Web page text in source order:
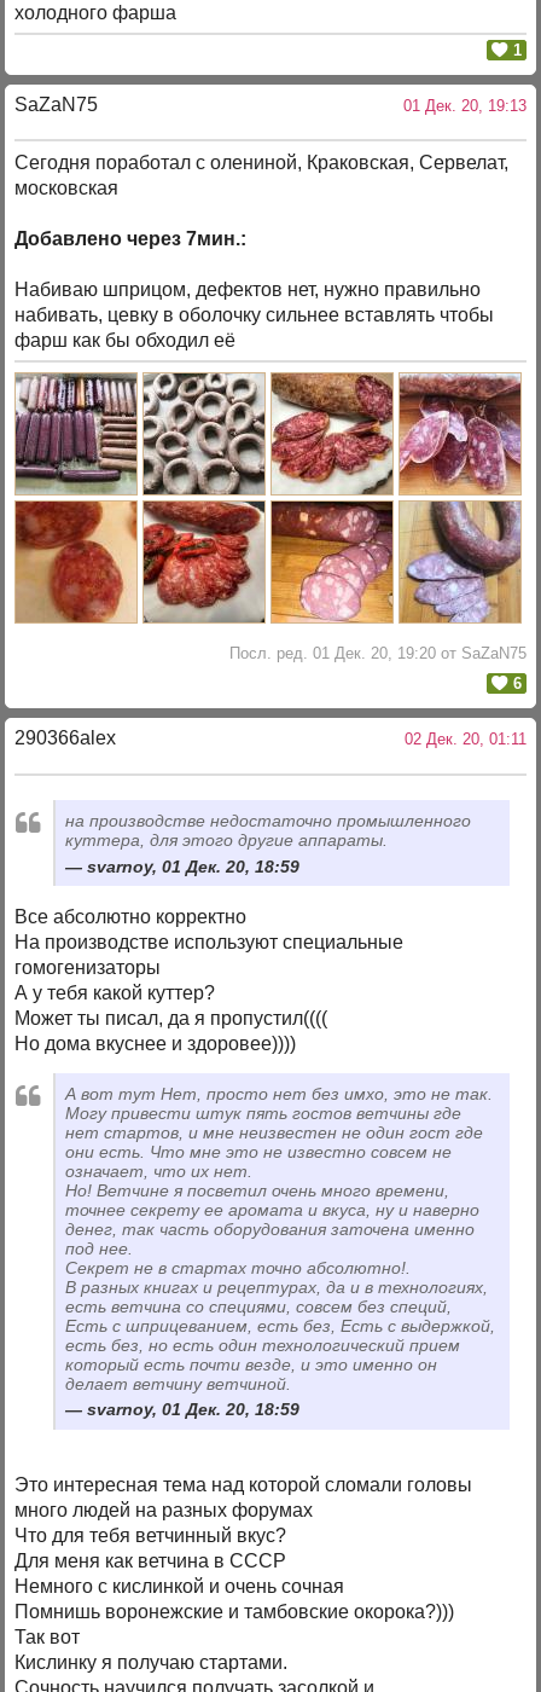
холодного фарша
1
SaZaN75 01 Дек. 20, 19:13
Сегодня поработал с олениной, Краковская, Сервелат,
московская
Добавлено через 7мин.:
Набиваю шприцом, дефектов нет, нужно правильно
набивать, цевку в оболочку сильнее вставлять чтобы
фарш как бы обходил её
Посл. ред. 01 Дек. 20, 19:20 от SaZaN75
6
290366alex 02 Дек. 20, 01:11
на производстве недостаточно промышленного
куттера, для этого другие аппараты.
svarnoy, 01 Дек. 20, 18:59
Все абсолютно корректно
На производстве используют специальные
гомогенизаторы
А у тебя какой куттер?
Может ты писал, да я пропустил((((
Но дома вкуснее и здоровее))))
А вот тут Нет, просто нет без имхо, это не так.
Могу привести штук пять гостов ветчины где
нет стартов, и мне неизвестен не один гост где
они есть. Что мне это не известно совсем не
означает, что их нет.
Но! Ветчине я посветил очень много времени,
точнее секрету ее аромата и вкуса, ну и наверно
денег, так часть оборудования заточена именно
под нее.
Секрет не в стартах точно абсолютно!.
В разных книгах и рецептурах, да и в технологиях,
есть ветчина со специями, совсем без специй,
Есть с шприцеванием, есть без, Есть с выдержкой,
есть без, но есть один технологический прием
который есть почти везде, и это именно он
делает ветчину ветчиной.
svarnoy, 01 Дек. 20, 18:59
Это интересная тема над которой сломали головы
много людей на разных форумах
Что для тебя ветчинный вкус?
Для меня как ветчина в СССР
Немного с кислинкой и очень сочная
Помнишь воронежские и тамбовские окорока?)))
Так вот
Кислинку я получаю стартами.